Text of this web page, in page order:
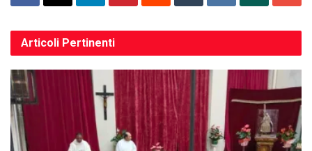
Articoli Pertinenti